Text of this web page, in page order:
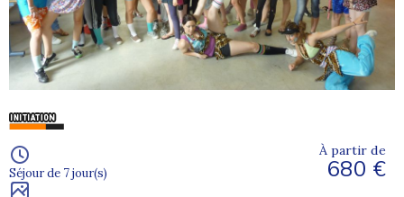
Séjour de 7 jour(s)
À partir de
680 €